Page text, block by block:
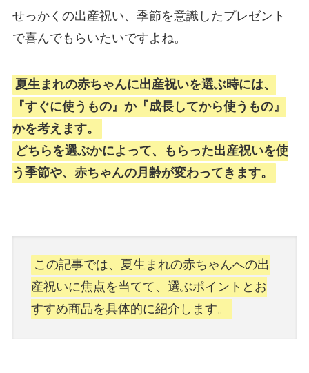
せっかくの出産祝い、季節を意識したプレゼント
で喜んでもらいたいですよね。
夏生まれの赤ちゃんに出産祝いを選ぶ時には、
『すぐに使うもの』か『成長してから使うもの』
かを考えます。
どちらを選ぶかによって、もらった出産祝いを使
う季節や、赤ちゃんの月齢が変わってきます。
この記事では、夏生まれの赤ちゃんへの出
産祝いに焦点を当てて、選ぶポイントとお
すすめ商品を具体的に紹介します。